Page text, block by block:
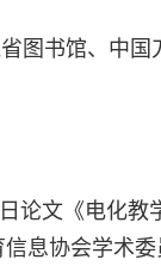
图书馆、中
论文《电化教
息协会学术委